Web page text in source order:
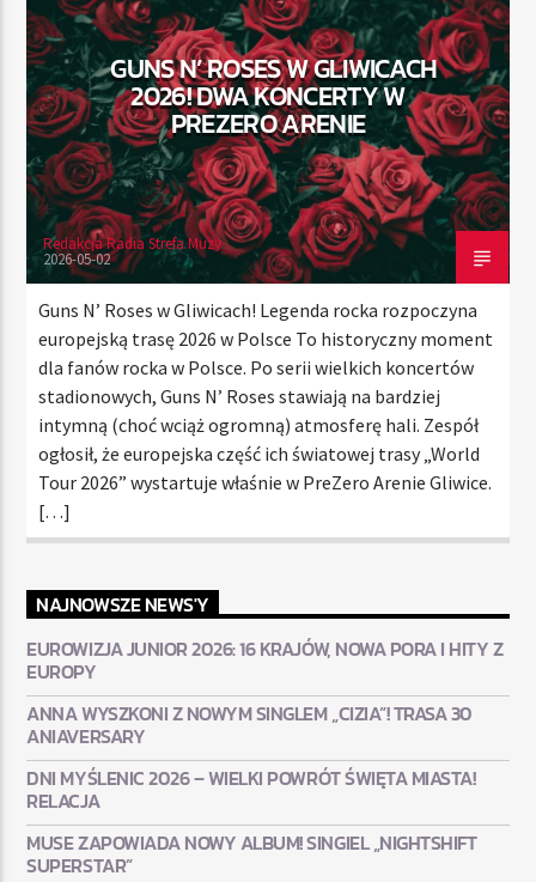
TERAZ
RADIO STREFA MUZY
21:00 24:00
GUNS N’ ROSES W GLIWICACH
2026! DWA KONCERTY W
PREZERO ARENIE
Redakcja Radia Strefa Muzy
2026-05-02
Guns N’ Roses w Gliwicach! Legenda rocka rozpoczyna
europejską trasę 2026 w Polsce To historyczny moment
dla fanów rocka w Polsce. Po serii wielkich koncertów
stadionowych, Guns N’ Roses stawiają na bardziej
intymną (choć wciąż ogromną) atmosferę hali. Zespół
ogłosił, że europejska część ich światowej trasy „World
Tour 2026” wystartuje właśnie w PreZero Arenie Gliwice.
[…]
NAJNOWSZE NEWS'Y
EUROWIZJA JUNIOR 2026: 16 KRAJÓW, NOWA PORA I HITY Z
EUROPY
ANNA WYSZKONI Z NOWYM SINGLEM „CIZIA”! TRASA 30
ANIAVERSARY
DNI MYŚLENIC 2026 – WIELKI POWRÓT ŚWIĘTA MIASTA!
RELACJA
MUSE ZAPOWIADA NOWY ALBUM! SINGIEL „NIGHTSHIFT
SUPERSTAR”